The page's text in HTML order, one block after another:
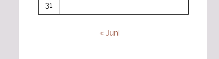
31
« Juni